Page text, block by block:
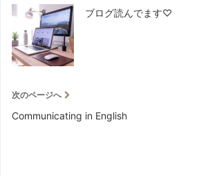
ブログ読んでます♡
次のページへ
Communicating in English